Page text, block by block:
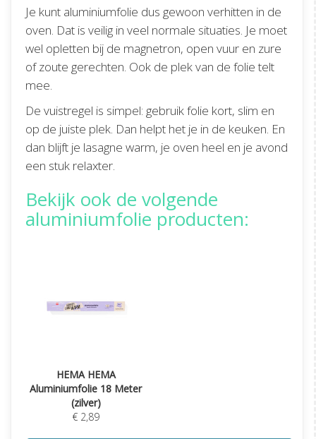
Je kunt aluminiumfolie dus gewoon verhitten in de
oven. Dat is veilig in veel normale situaties. Je moet
wel opletten bij de magnetron, open vuur en zure
of zoute gerechten. Ook de plek van de folie telt
mee.
De vuistregel is simpel: gebruik folie kort, slim en
op de juiste plek. Dan helpt het je in de keuken. En
dan blijft je lasagne warm, je oven heel en je avond
een stuk relaxter.
Bekijk ook de volgende
aluminiumfolie producten:
HEMA HEMA
Aluminiumfolie 18 Meter
(zilver)
€ 2,89